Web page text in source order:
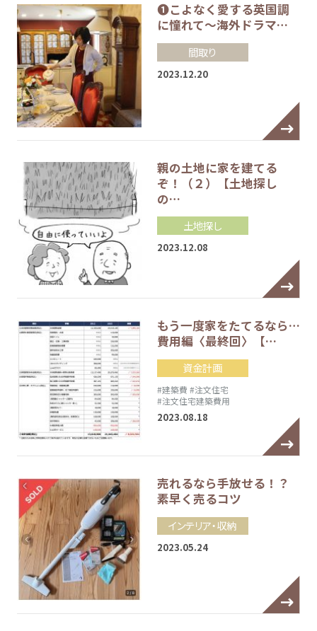
❶こよなく愛する英国調
に憧れて～海外ドラマ…
間取り
2023.12.20
親の土地に家を建てる
ぞ！（２）【土地探し
の…
土地探し
2023.12.08
もう一度家をたてるなら…
費用編〈最終回〉【…
資金計画
#建築費 #注文住宅
#注文住宅建築費用
2023.08.18
売れるなら手放せる！？
素早く売るコツ
インテリア・収納
2023.05.24